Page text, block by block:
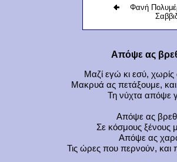
Φανή
Απόψε ας
Μαζί εγώ κι εσύ,
Μακρυά ας πετάξουμε,
Τη νύχτα απόψε
Απόψε ας
Σε κόσμους ξένους
Απόψε ας
Τις ώρες που περνούν, και